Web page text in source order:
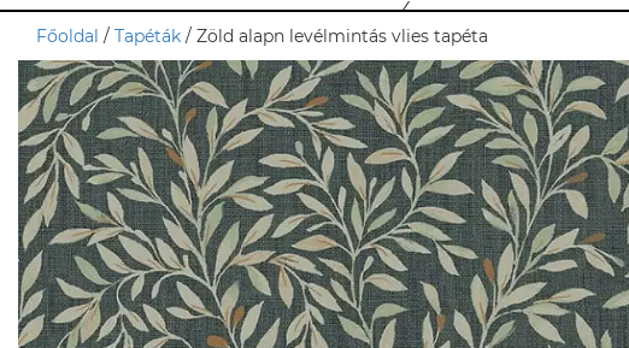
Főoldal / Tapéták / Zöld alapn levélmintás vlies tapéta